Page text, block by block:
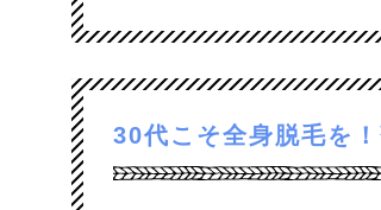
30代こそ全身脱毛を